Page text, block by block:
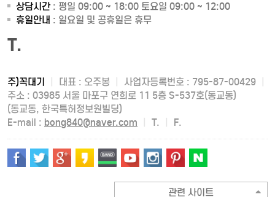
상담시간: 평일 09:00 ~ 18:00 토요일 09:00 ~ 12:00
휴일안내 : 일요일 및 공휴일은 휴무
T.
주)꼭대기 대표 : 오주봉 사업자등록번호 : 795-87-00429
주소 : 03985 서울 마포구 연희로 11 5층 S-537호(동교동)
(동교동, 한국특허정보원빌딩)
E-mail : bong840@naver.com T. F.
관련 사이트